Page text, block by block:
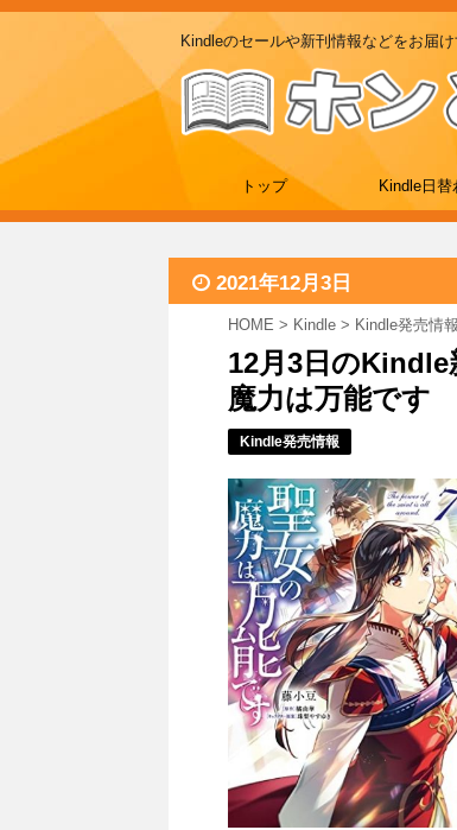
Kindleのセールや新刊情報などをお届
トップ Kindle日替
2021年12月3日
HOME > Kindle > Kindle発売情報
12月3日のKindle
魔力は万能です
Kindle発売情報